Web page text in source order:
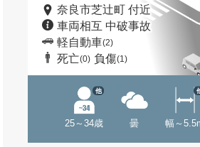
奈良市芝辻町 付近
車両相互 中破事故
軽自動車(2)
死亡(0) 負傷(1)
25～34歳
他
曇 幅～